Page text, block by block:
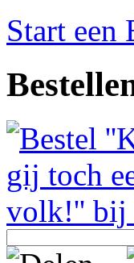
Start een